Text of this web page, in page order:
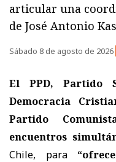
articular una
de José Antonio
Sábado 8 de agosto de 2026
El PPD, Partido
Democracia
Partido
encuentros
Chile, para